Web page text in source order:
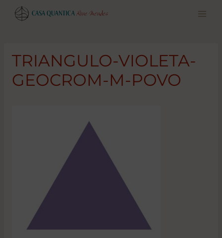
Pular
para
TRIANGULO-VIOLETA-
GEOCROM-M-POVO